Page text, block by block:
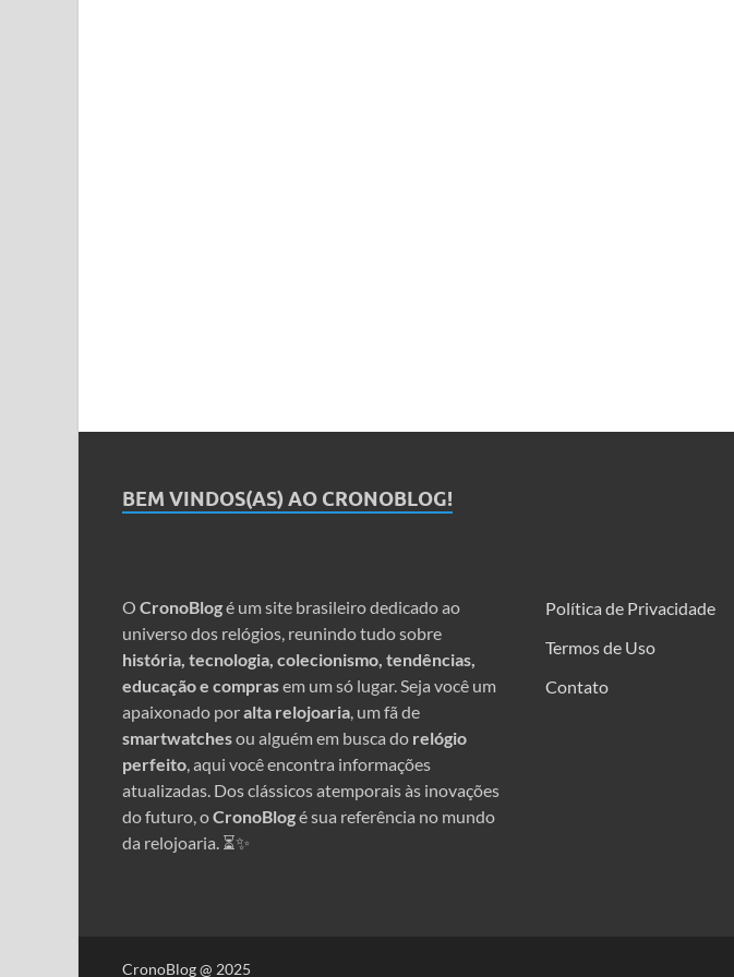
BEM VINDOS(AS) AO CRONOBLOG!
O CronoBlogé um site brasileiro dedicado ao
universo dos relógios, reunindo tudo sobre
história, tecnologia, colecionismo, tendências,
educação e comprasem um só lugar. Seja você um
apaixonado poralta relojoaria , um fã de
smartwatchesou alguém em busca do relógio
perfeito , aqui você encontra informações
atualizadas. Dos clássicos atemporais às inovações
do futuro, oCronoBlogé sua referência no mundo
da relojoaria. ⏳✨
Política de Privacidade
Termos de Uso
Contato
CronoBlog @ 2025